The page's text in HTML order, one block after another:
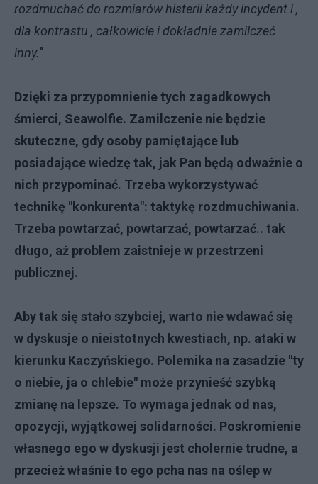
rozdmuchać do rozmiarów histerii każdy incydent i ,
dla kontrastu , całkowicie i dokładnie zamilczeć
inny."
Dzięki za przypomnienie tych zagadkowych
śmierci, Seawolfie. Zamilczenie nie będzie
skuteczne, gdy osoby pamiętające lub
posiadające wiedzę tak, jak Pan będą odważnie o
nich przypominać. Trzeba wykorzystywać
technikę "konkurenta": taktykę rozdmuchiwania.
Trzeba powtarzać, powtarzać, powtarzać.. tak
długo, aż problem zaistnieje w przestrzeni
publicznej.
Aby tak się stało szybciej, warto nie wdawać się
w dyskusje o nieistotnych kwestiach, np. ataki w
kierunku Kaczyńskiego. Polemika na zasadzie "ty
o niebie, ja o chlebie" może przynieść szybką
zmianę na lepsze. To wymaga jednak od nas,
opozycji, wyjątkowej solidarności. Poskromienie
własnego ego w dyskusji jest cholernie trudne, a
przecież właśnie to ego pcha nas na oślep w